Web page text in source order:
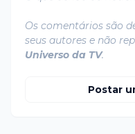
Os comentários são
seus autores e não
Universo da TV.
Postar